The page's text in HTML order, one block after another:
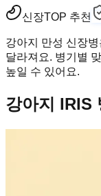
신장TOP 추천
강아지 만성 신장
달라져요. 병기별
높일 수 있어요.
강아지 IRIS